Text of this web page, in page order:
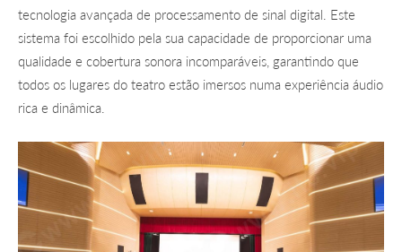
tecnologia avançada de processamento de sinal digital. Este
sistema foi escolhido pela sua capacidade de proporcionar uma
qualidade e cobertura sonora incomparáveis, garantindo que
todos os lugares do teatro estão imersos numa experiência áudio
rica e dinâmica.